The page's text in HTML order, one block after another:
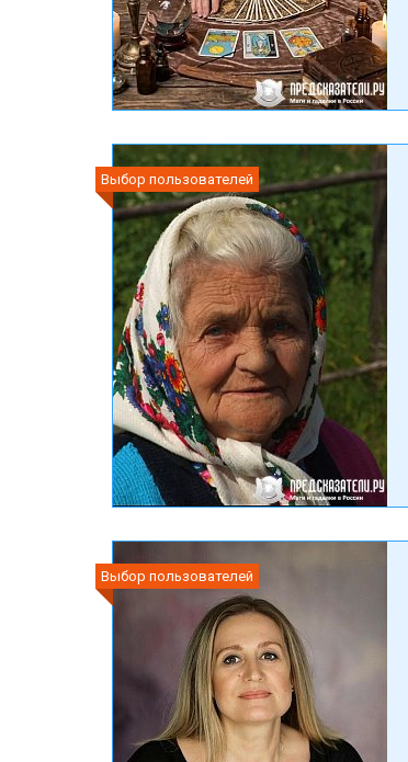
Выбор пользователей
Выбор пользователей